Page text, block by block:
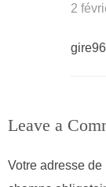
2
gire96
Leave a
Votre adresse